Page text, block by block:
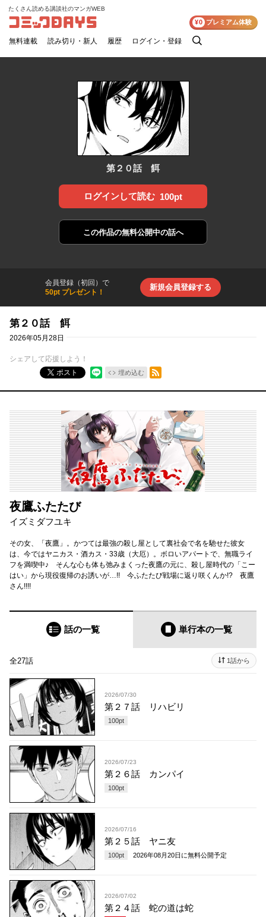
コミックDAYS
たくさん読める講談社のマンガWEB
無料連載 読み切り・新人 履歴 ログイン・登録
検
¥0 プレミアム体験
第２０話 餌
ログインして読む 100pt
この作品の無料公開中の話へ
会員登録（初回）で
50pt プレゼント！
新規会員登録する
第２０話 餌
2026年05月28日
シェアして応援しよう！
ポスト
埋め込む
RSSフィード
夜鷹ふたたび
イズミダフユキ
その女、「夜鷹」。かつては最強の殺し屋として裏社会で名を馳せた彼女
は、今ではヤニカス・酒カス・33歳（大厄）。ボロいアパートで、無職ライ
フを満喫中♪ そんな心も体も弛みまくった夜鷹の元に、殺し屋時代の「こー
はい」から現役復帰のお誘いが…!! 今ふたたび戦場に返り咲くんか!? 夜鷹
さん!!!!
話の一覧 単行本の一覧
全27話 1話から
2026/07/30
第２７話 リハビリ
100pt
2026/07/23
第２６話 カンパイ
100pt
2026/07/16
第２５話 ヤニ友
100pt 2026年08月20日 に無料公開予定
2026/07/02
第２４話 蛇の道は蛇